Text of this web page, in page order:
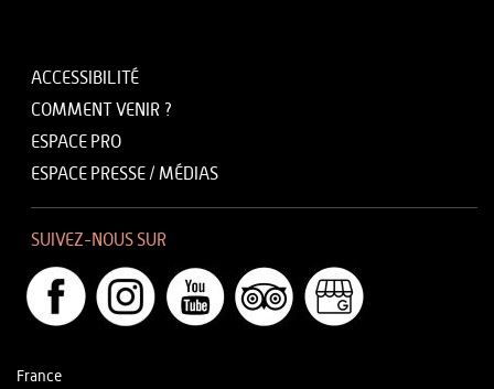
ACCESSIBILITÉ
COMMENT VENIR ?
ESPACE PRO
ESPACE PRESSE / MÉDIAS
SUIVEZ-NOUS SUR
France